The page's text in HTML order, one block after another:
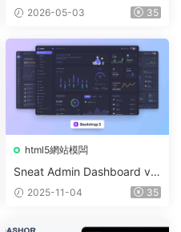
Dashboard Template
2026-05-03 35
html5網站模闆
Sneat Admin Dashboard v3.
0.0 – HTML Bootstrap 5
2025-11-04 35